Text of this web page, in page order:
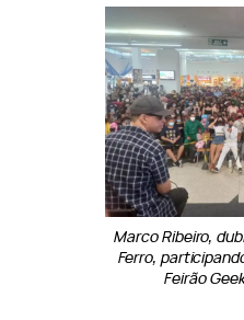
Marco Ribeiro,
Ferro,
Feirão